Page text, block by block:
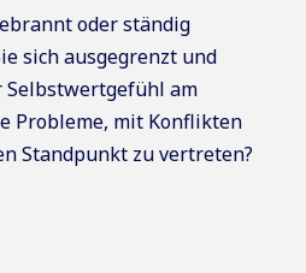
oder ständig
sich ausgegrenzt und
Selbstwertgefühl am
Probleme, mit Konflikten
Standpunkt zu vertreten?